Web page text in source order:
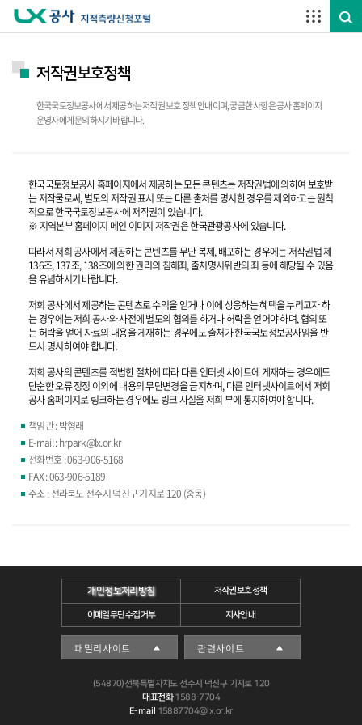
저작권보호정책
한국국토정보공사에서 제공하는 저적권 보호 정책 안내이며, 궁금한 사항은 공사 홈페이지
운영자에게 문의하시기 바랍니다.
한국국토정보공사 홈페이지에서 제공하는 모든 콘텐츠는 저작권법에 의하여 보호받
는 저작물로써, 별도의 저작권 표시 또는 다른 출처를 명시한 경우를 제외하고는 원칙
적으로 한국국토정보공사에 저작권이 있습니다.
※ 지역본부 홈페이지 메인 이미지 저작권은 한국관광공사에 있습니다.
따라서 저희 공사에서 제공하는 콘텐츠를 무단 복제, 배포하는 경우에는 저작권법 제
136조, 137조, 138조에 의한 권리의 침해죄, 출처명시위반의 죄 등에 해당될 수 있음
을 유념하시기 바랍니다.
저희 공사에서 제공하는 콘텐츠로 수익을 얻거나 이에 상응하는 혜택을 누리고자 하
는 경우에는 저희 공사와 사전에 별도의 협의를 하거나 허락을 얻어야 하며, 협의 또
는 허락을 얻어 자료의 내용을 게재하는 경우에도 출처가 한국국토정보공사임을 반
드시 명시하여야 합니다.
저희 공사의 콘텐츠를 적법한 절차에 따라 다른 인터넷 사이트에 게재하는 경우에도
단순한 오류 정정 이외에 내용의 무단변경을 금지하며, 다른 인터넷사이트에서 저희
공사 홈페이지로 링크하는 경우에도 링크 사실을 저희 부에 통지하여야 합니다.
책임관 : 박형래
E-mail : hrpark@lx.or.kr
전화번호 : 063-906-5168
FAX : 063-906-5189
주소 : 전라북도 전주시 덕진구 기지로 120 (중동)
개인정보처리방침 저작권보호정책
이메일무단수집거부 지사안내
(54870)전북특별자치도 전주시 덕진구 기지로 120
대표전화1588-7704
E-mail 15887704@lx.or.kr